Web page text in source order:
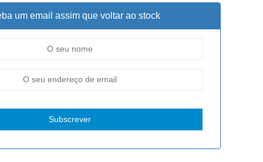
um email assim que voltar ao stock
Subscrever